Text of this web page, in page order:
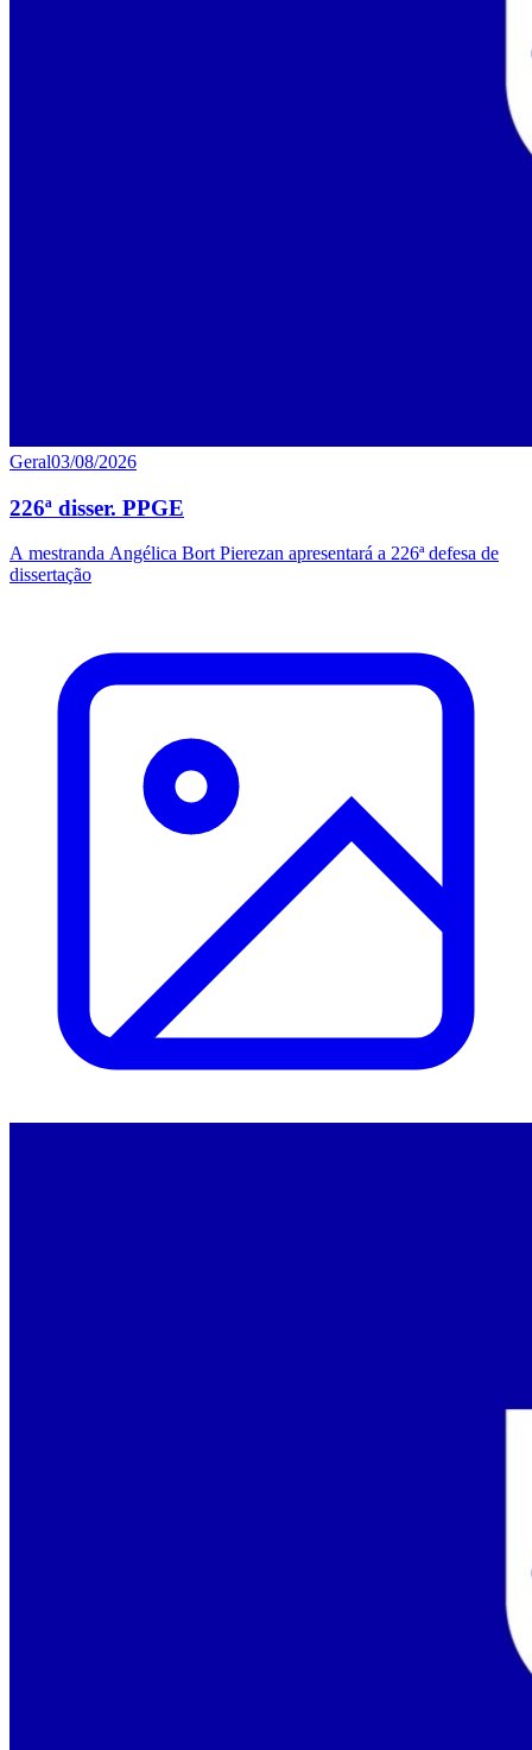
Geral03/08/2026
226ª disser. PPGE
A mestranda Angélica Bort Pierezan apresentará a 226ª defesa de
dissertação